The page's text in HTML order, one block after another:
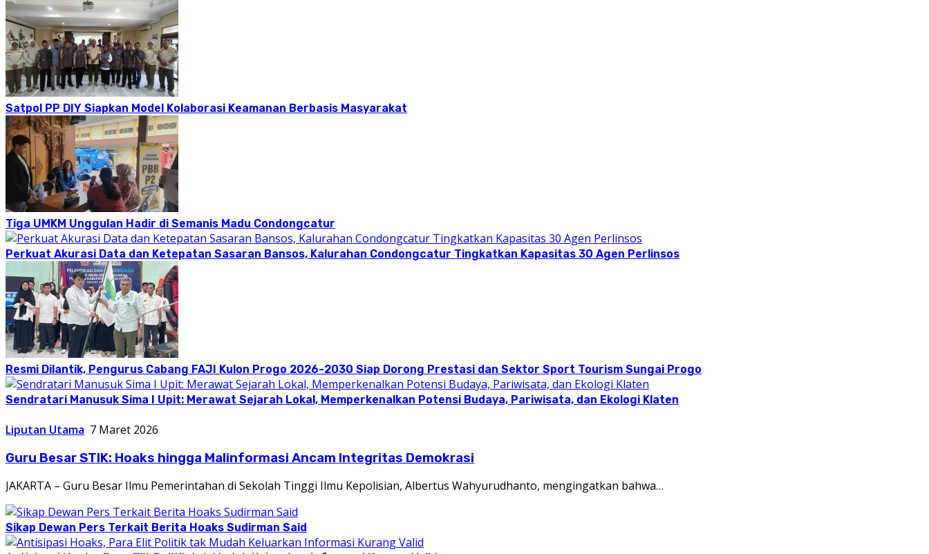
Satpol PP DIY Siapkan Model Kolaborasi Keamanan Berbasis Masyarakat
Tiga UMKM Unggulan Hadir di Semanis Madu Condongcatur
Perkuat Akurasi Data dan Ketepatan Sasaran Bansos, Kalurahan Condongcatur Tingkatkan Kapasitas 30 Agen Perlinsos
Resmi Dilantik, Pengurus Cabang FAJI Kulon Progo 2026-2030 Siap Dorong Prestasi dan Sektor Sport Tourism Sungai Progo
Sendratari Manusuk Sima I Upit: Merawat Sejarah Lokal, Memperkenalkan Potensi Budaya, Pariwisata, dan Ekologi Klaten
Liputan Utama 7 Maret 2026
Guru Besar STIK: Hoaks hingga Malinformasi Ancam Integritas Demokrasi
JAKARTA – Guru Besar Ilmu Pemerintahan di Sekolah Tinggi Ilmu Kepolisian, Albertus Wahyurudhanto, mengingatkan bahwa…
Sikap Dewan Pers Terkait Berita Hoaks Sudirman Said